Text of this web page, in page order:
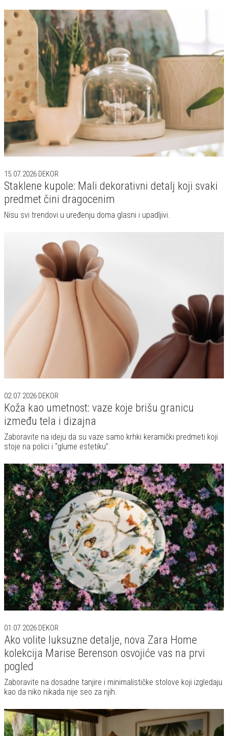
15.07.2026 DEKOR
Staklene kupole: Mali dekorativni detalj koji svaki
predmet čini dragocenim
Nisu svi trendovi u uređenju doma glasni i upadljivi.
02.07.2026 DEKOR
Koža kao umetnost: vaze koje brišu granicu
između tela i dizajna
Zaboravite na ideju da su vaze samo krhki keramički predmeti koji
stoje na polici i “glume estetiku”.
01.07.2026 DEKOR
Ako volite luksuzne detalje, nova Zara Home
kolekcija Marise Berenson osvojiće vas na prvi
pogled
Zaboravite na dosadne tanjire i minimalističke stolove koji izgledaju
kao da niko nikada nije seo za njih.